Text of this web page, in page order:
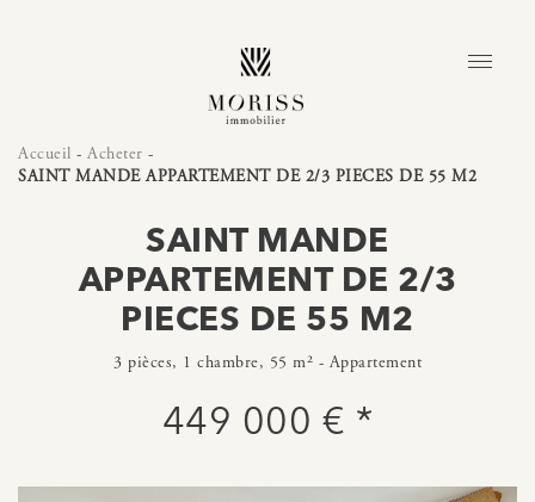
Accueil - Acheter -
SAINT MANDE APPARTEMENT DE 2/3 PIECES DE 55 M2
SAINT MANDE
APPARTEMENT DE 2/3
PIECES DE 55 M2
3 pièces, 1 chambre, 55 m² - Appartement
449 000 € *